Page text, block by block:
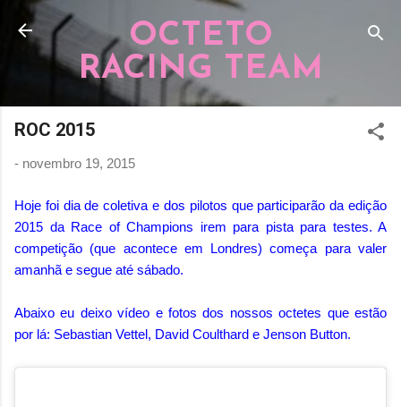
Pular para o conteúdo principal
OCTETO
RACING TEAM
ROC 2015
- novembro 19, 2015
Hoje foi dia de coletiva e dos pilotos que participarão da edição
2015 da Race of Champions irem para pista para testes. A
competição (que acontece em Londres) começa para valer
amanhã e segue até sábado.
Abaixo eu deixo vídeo e fotos dos nossos octetes que estão
por lá: Sebastian Vettel, David Coulthard e Jenson Button.